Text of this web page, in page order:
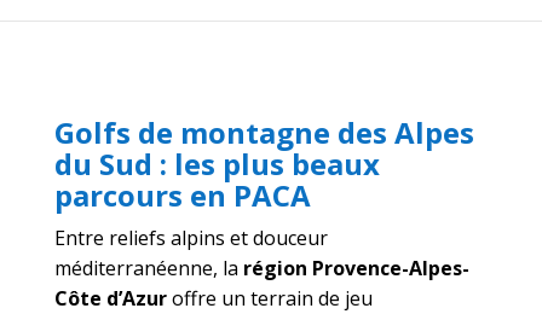
Golfs de montagne des Alpes
du Sud : les plus beaux
parcours en PACA
Entre reliefs alpins et douceur
méditerranéenne, la région Provence-Alpes-
Côte d’Azuroffre un terrain de jeu